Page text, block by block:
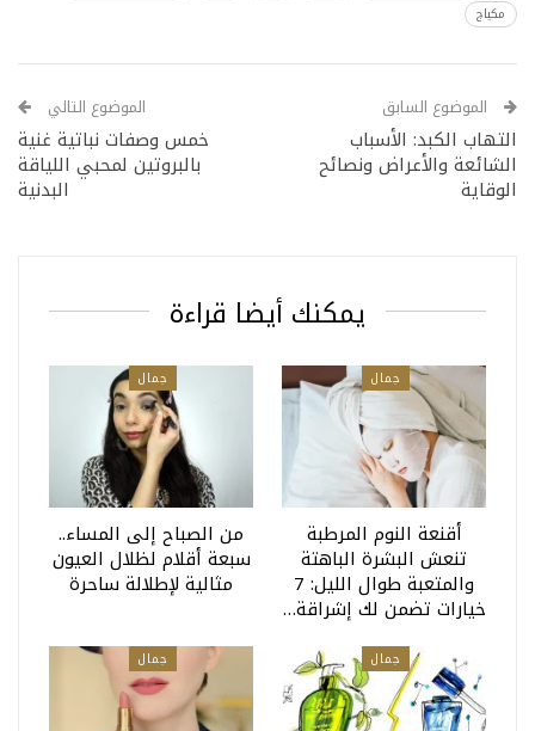
مكياج
الموضوع السابق
التهاب الكبد: الأسباب
الشائعة والأعراض ونصائح
الوقاية
الموضوع التالي
خمس وصفات نباتية غنية
بالبروتين لمحبي اللياقة
البدنية
يمكنك أيضا قراءة
جمال
أقنعة النوم المرطبة
تنعش البشرة الباهتة
والمتعبة طوال الليل: 7
خيارات تضمن لك إشراقة…
جمال
من الصباح إلى المساء..
سبعة أقلام لظلال العيون
مثالية لإطلالة ساحرة
جمال جمال